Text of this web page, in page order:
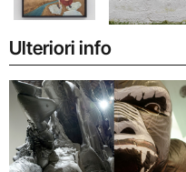
Ulteriori info